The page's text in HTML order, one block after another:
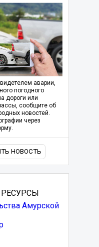
аварии,
погодного
дороги или
сообщите об
новостей.
через
НОВОСТЬ